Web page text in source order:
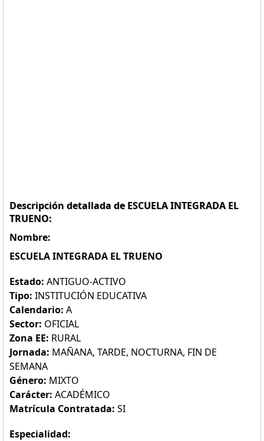
Descripción detallada de ESCUELA INTEGRADA EL
TRUENO:
Nombre:
ESCUELA INTEGRADA EL TRUENO
Estado: ANTIGUO-ACTIVO
Tipo: INSTITUCIÓN EDUCATIVA
Calendario: A
Sector: OFICIAL
Zona EE: RURAL
Jornada: MAÑANA, TARDE, NOCTURNA, FIN DE
SEMANA
Género: MIXTO
Carácter: ACADÉMICO
Matrícula Contratada: SI
Especialidad: